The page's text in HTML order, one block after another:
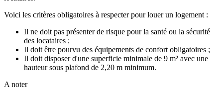
Voici les critères obligatoires à respecter pour louer un logement :
Il ne doit pas présenter de risque pour la santé ou la sécurité
des locataires ;
Il doit être pourvu des équipements de confort obligatoires ;
Il doit disposer d'une superficie minimale de 9 m² avec une
hauteur sous plafond de 2,20 m minimum.
A noter